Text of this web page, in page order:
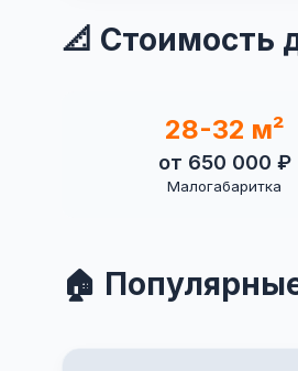
📐 Стоимость
28-32 м²
от 650 000 ₽
Малогабаритка
🏠